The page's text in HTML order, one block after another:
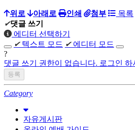
위로 아래로 인쇄 첨부
목록
✔댓글 쓰기
에디터 선택하기
✔ 텍스트 모드 ✔ 에디터 모드
?
댓글 쓰기 권한이 없습니다. 로그인 하
Category
자유게시판